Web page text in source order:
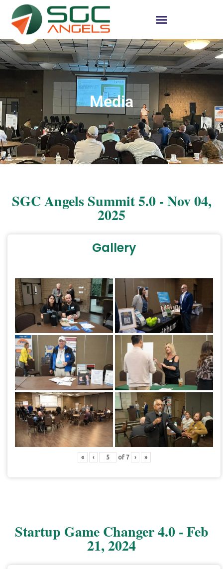
Media
SGC Angels Summit 5.0 - Nov 04,
2025
Gallery
« ‹ of 7 › »
Startup Game Changer 4.0 - Feb
21, 2024